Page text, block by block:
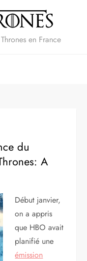
en France
du
A
Début janvier,
on a appris
que HBO avait
planifié une
émission